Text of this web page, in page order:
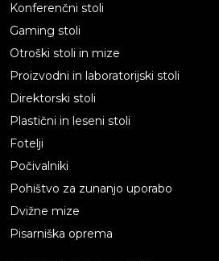
Konferenčni stoli
Gaming stoli
Otroški stoli in mize
Proizvodni in laboratorijski stoli
Direktorski stoli
Plastični in leseni stoli
Fotelji
Počivalniki
Pohištvo za zunanjo uporabo
Dvižne mize
Pisarniška oprema